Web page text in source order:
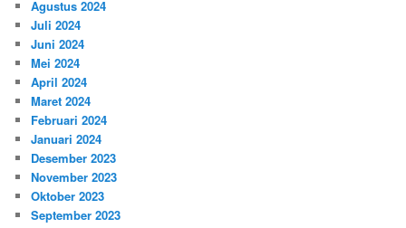
Agustus 2024
Juli 2024
Juni 2024
Mei 2024
April 2024
Maret 2024
Februari 2024
Januari 2024
Desember 2023
November 2023
Oktober 2023
September 2023